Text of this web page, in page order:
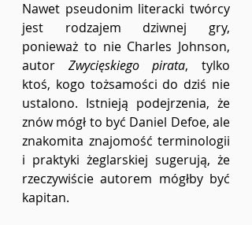
Nawet pseudonim literacki twórcy
jest rodzajem dziwnej gry,
ponieważ to nie Charles Johnson,
autor Zwycięskiego pirata, tylko
ktoś, kogo tożsamości do dziś nie
ustalono. Istnieją podejrzenia, że
znów mógł to być Daniel Defoe, ale
znakomita znajomość terminologii
i praktyki żeglarskiej sugerują, że
rzeczywiście autorem mógłby być
kapitan.